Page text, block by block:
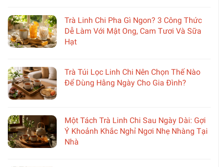
Trà Linh Chi Pha Gì Ngon? 3 Công Thức
Dễ Làm Với Mật Ong, Cam Tươi Và Sữa
Hạt
Trà Túi Lọc Linh Chi Nên Chọn Thế Nào
Để Dùng Hằng Ngày Cho Gia Đình?
Một Tách Trà Linh Chi Sau Ngày Dài: Gợi
Ý Khoảnh Khắc Nghỉ Ngơi Nhẹ Nhàng Tại
Nhà